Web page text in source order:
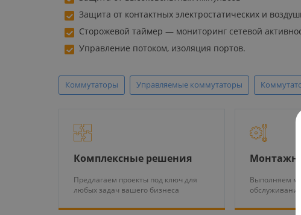
Защита от контактных электростатических и
Сторожевой таймер — мониторинг сетевой
Управление потоком, изоляция портов.
Коммутаторы Управляемые коммутаторы
Комплексные решения
Предлагаем проекты под ключ для
любых задач вашего бизнеса
Выполняем